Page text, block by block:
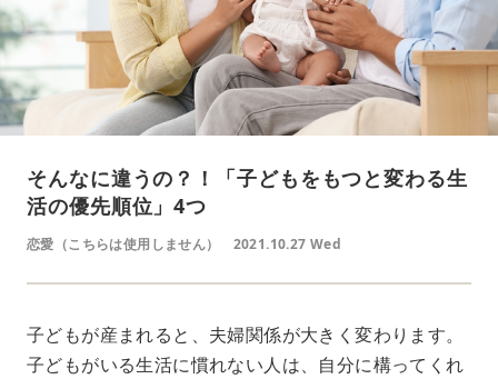
そんなに違うの？！「子どもをもつと変わる生
活の優先順位」4つ
恋愛（こちらは使用しません） 2021.10.27 Wed
子どもが産まれると、夫婦関係が大きく変わります。
子どもがいる生活に慣れない人は、自分に構ってくれ